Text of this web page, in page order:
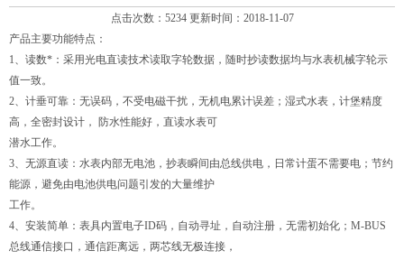
点击次数：5234 更新时间：2018-11-07
产品主要功能特点：
1、读数*：采用光电直读技术读取字轮数据，随时抄读数据均与水表机械字轮示
值一致。
2、计垂可靠：无误码，不受电磁干扰，无机电累计误差；湿式水表，计堡精度
高，全密封设计， 防水性能好，直读水表可
潜水工作。
3、无源直读：水表内部无电池，抄表瞬间由总线供电，日常计蛋不需要电；节约
能源，避免由电池供电问题引发的大量维护
工作。
4、安装简单：表具内置电子ID码，自动寻址，自动注册，无需初始化；M-BUS
总线通信接口，通信距离远，两芯线无极连接，